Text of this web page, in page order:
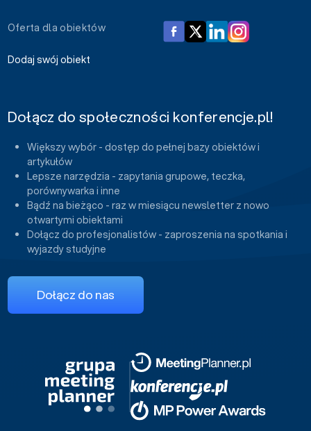
Oferta dla obiektów
Dodaj swój obiekt
Dołącz do społeczności konferencje.pl!
Większy wybór - dostęp do pełnej bazy obiektów i
artykułów
Lepsze narzędzia - zapytania grupowe, teczka,
porównywarka i inne
Bądź na bieżąco - raz w miesiącu newsletter z nowo
otwartymi obiektami
Dołącz do profesjonalistów - zaproszenia na spotkania i
wyjazdy studyjne
Dołącz do nas